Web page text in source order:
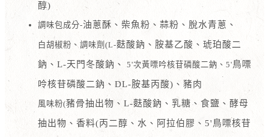
醇)
調味包成分-油蔥酥、柴魚粉、蒜粉、脫水青蔥、
白胡椒粉、調味劑(L-麩酸鈉、胺基乙酸、琥珀酸二
鈉、L-天門冬酸鈉、 5'次黃嘌吟核苷磷酸二鈉、5'鳥嘌
呤核苷磷酸二鈉、DL-胺基丙酸)、豬肉
風味粉(豬骨抽出物、L-麩酸鈉、乳糖、食鹽、酵母
抽出物、香料(丙二醇、水、阿拉伯膠、5'鳥嘌核苷